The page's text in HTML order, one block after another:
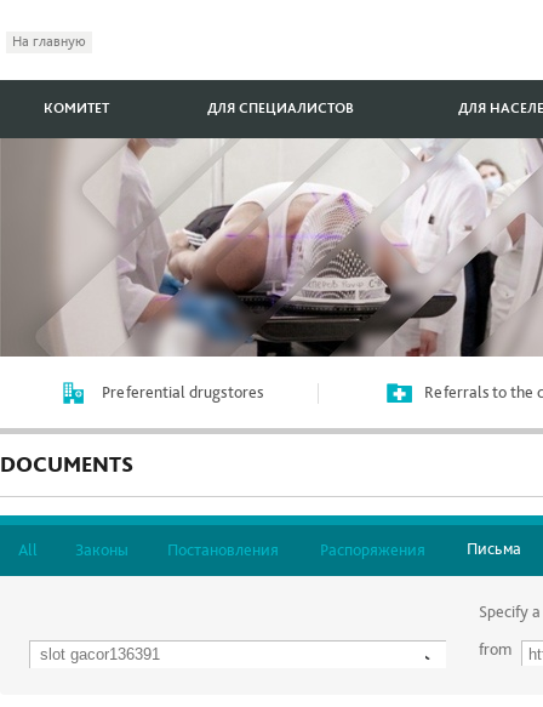
На главную
КОМИТЕТ ДЛЯ СПЕЦИАЛИСТОВ ДЛЯ
Preferential drugstores Referrals to the
DOCUMENTS
All Законы Постановления Распоряжения Письма
Specify
from